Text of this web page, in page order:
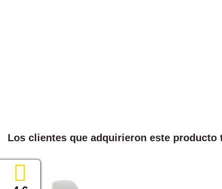
Los clientes que adquirieron este producto